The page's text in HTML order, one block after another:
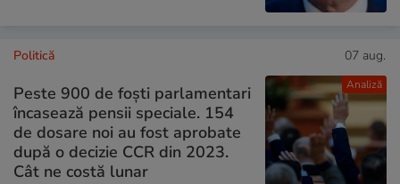
Analiză
Politică 07 aug.
Peste 900 de foști parlamentari
încasează pensii speciale. 154
de dosare noi au fost aprobate
după o decizie CCR din 2023.
Cât ne costă lunar